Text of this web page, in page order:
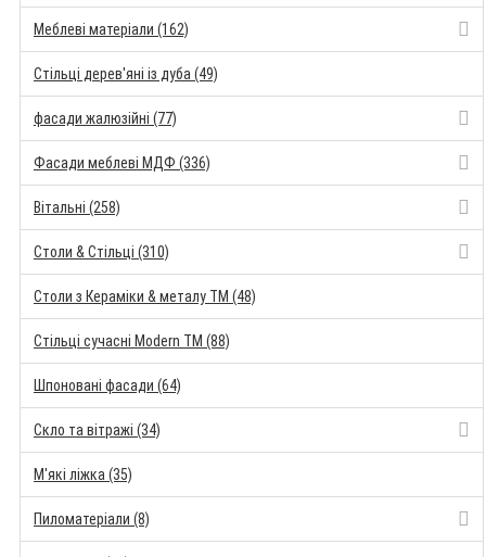
Меблеві матеріали (162)
Стільці дерев'яні із дуба (49)
фасади жалюзійні (77)
Фасади меблеві МДФ (336)
Вітальні (258)
Столи & Стільці (310)
Столи з Кераміки & металу TM (48)
Стільці сучасні Modern TM (88)
Шпоновані фасади (64)
Скло та вітражі (34)
М'які ліжка (35)
Пиломатеріали (8)